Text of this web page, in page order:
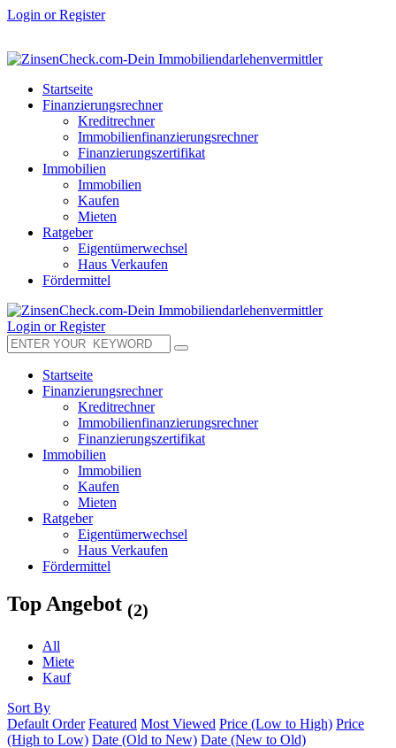
Login or Register
Startseite
Finanzierungsrechner
Kreditrechner
Immobilienfinanzierungsrechner
Finanzierungszertifikat
Immobilien
Immobilien
Kaufen
Mieten
Ratgeber
Eigentümerwechsel
Haus Verkaufen
Fördermittel
Login or Register
Startseite
Finanzierungsrechner
Kreditrechner
Immobilienfinanzierungsrechner
Finanzierungszertifikat
Immobilien
Immobilien
Kaufen
Mieten
Ratgeber
Eigentümerwechsel
Haus Verkaufen
Fördermittel
Top Angebot (2)
All
Miete
Kauf
Sort By
Default Order Featured Most Viewed Price (Low to High) Price
(High to Low) Date (Old to New) Date (New to Old)